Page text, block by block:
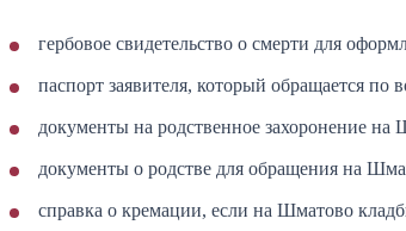
гербовое свидетельство о смерти для
паспорт заявителя, который обращается
документы на родственное захоронение
документы о родстве для обращения на
справка о кремации, если на Шматово